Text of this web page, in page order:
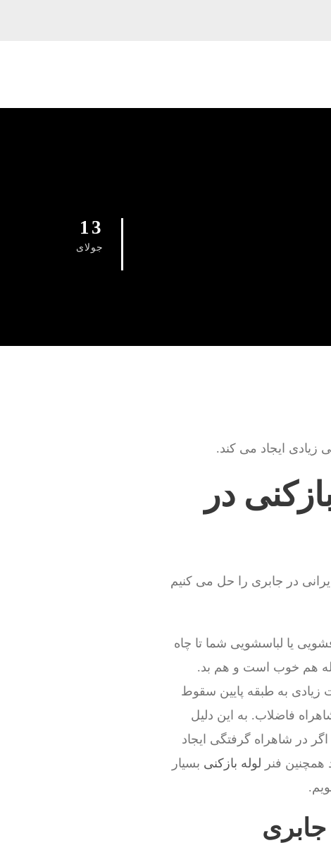
13
جولای
ایجاد می کند.
در
در جابری را حل می کنیم
یا لباسشویی شما تا چاه
هم خوب است و هم بد.
به طبقه پایین سقوط
فاضلاب. به این دلیل
در شاهراه گرفتگی ایجاد
فنر لوله بازکنی بسیار
جابری